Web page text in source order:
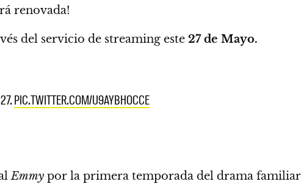
renovada!
del servicio de streaming este 27 de Mayo.
PIC.TWITTER.COM/U9AYBHOCCE
Emmy por la primera temporada del drama